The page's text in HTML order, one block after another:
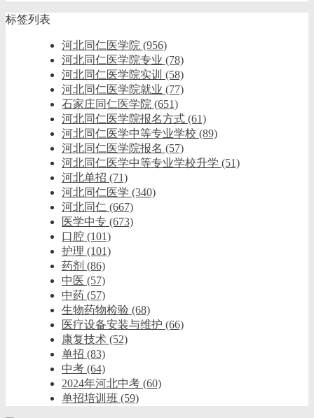
标签列表
河北同仁医学院 (956)
河北同仁医学院专业 (78)
河北同仁医学院实训 (58)
河北同仁医学院就业 (77)
石家庄同仁医学院 (651)
河北同仁医学院报名方式 (61)
河北同仁医学中等专业学校 (89)
河北同仁医学院报名 (57)
河北同仁医学中等专业学校升学 (51)
河北单招 (71)
河北同仁医学 (340)
河北同仁 (667)
医学中专 (673)
口腔 (101)
护理 (101)
药剂 (86)
中医 (57)
中药 (57)
生物药物检验 (68)
医疗设备安装与维护 (66)
康复技术 (52)
单招 (83)
中考 (64)
2024年河北中考 (60)
单招培训班 (59)